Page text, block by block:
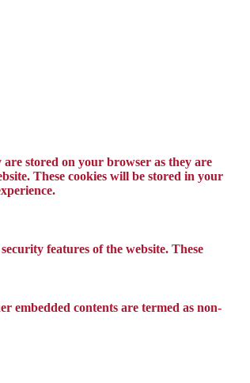
are stored on your browser as they are
These cookies will be stored in your
features of the website. These
embedded contents are termed as non-